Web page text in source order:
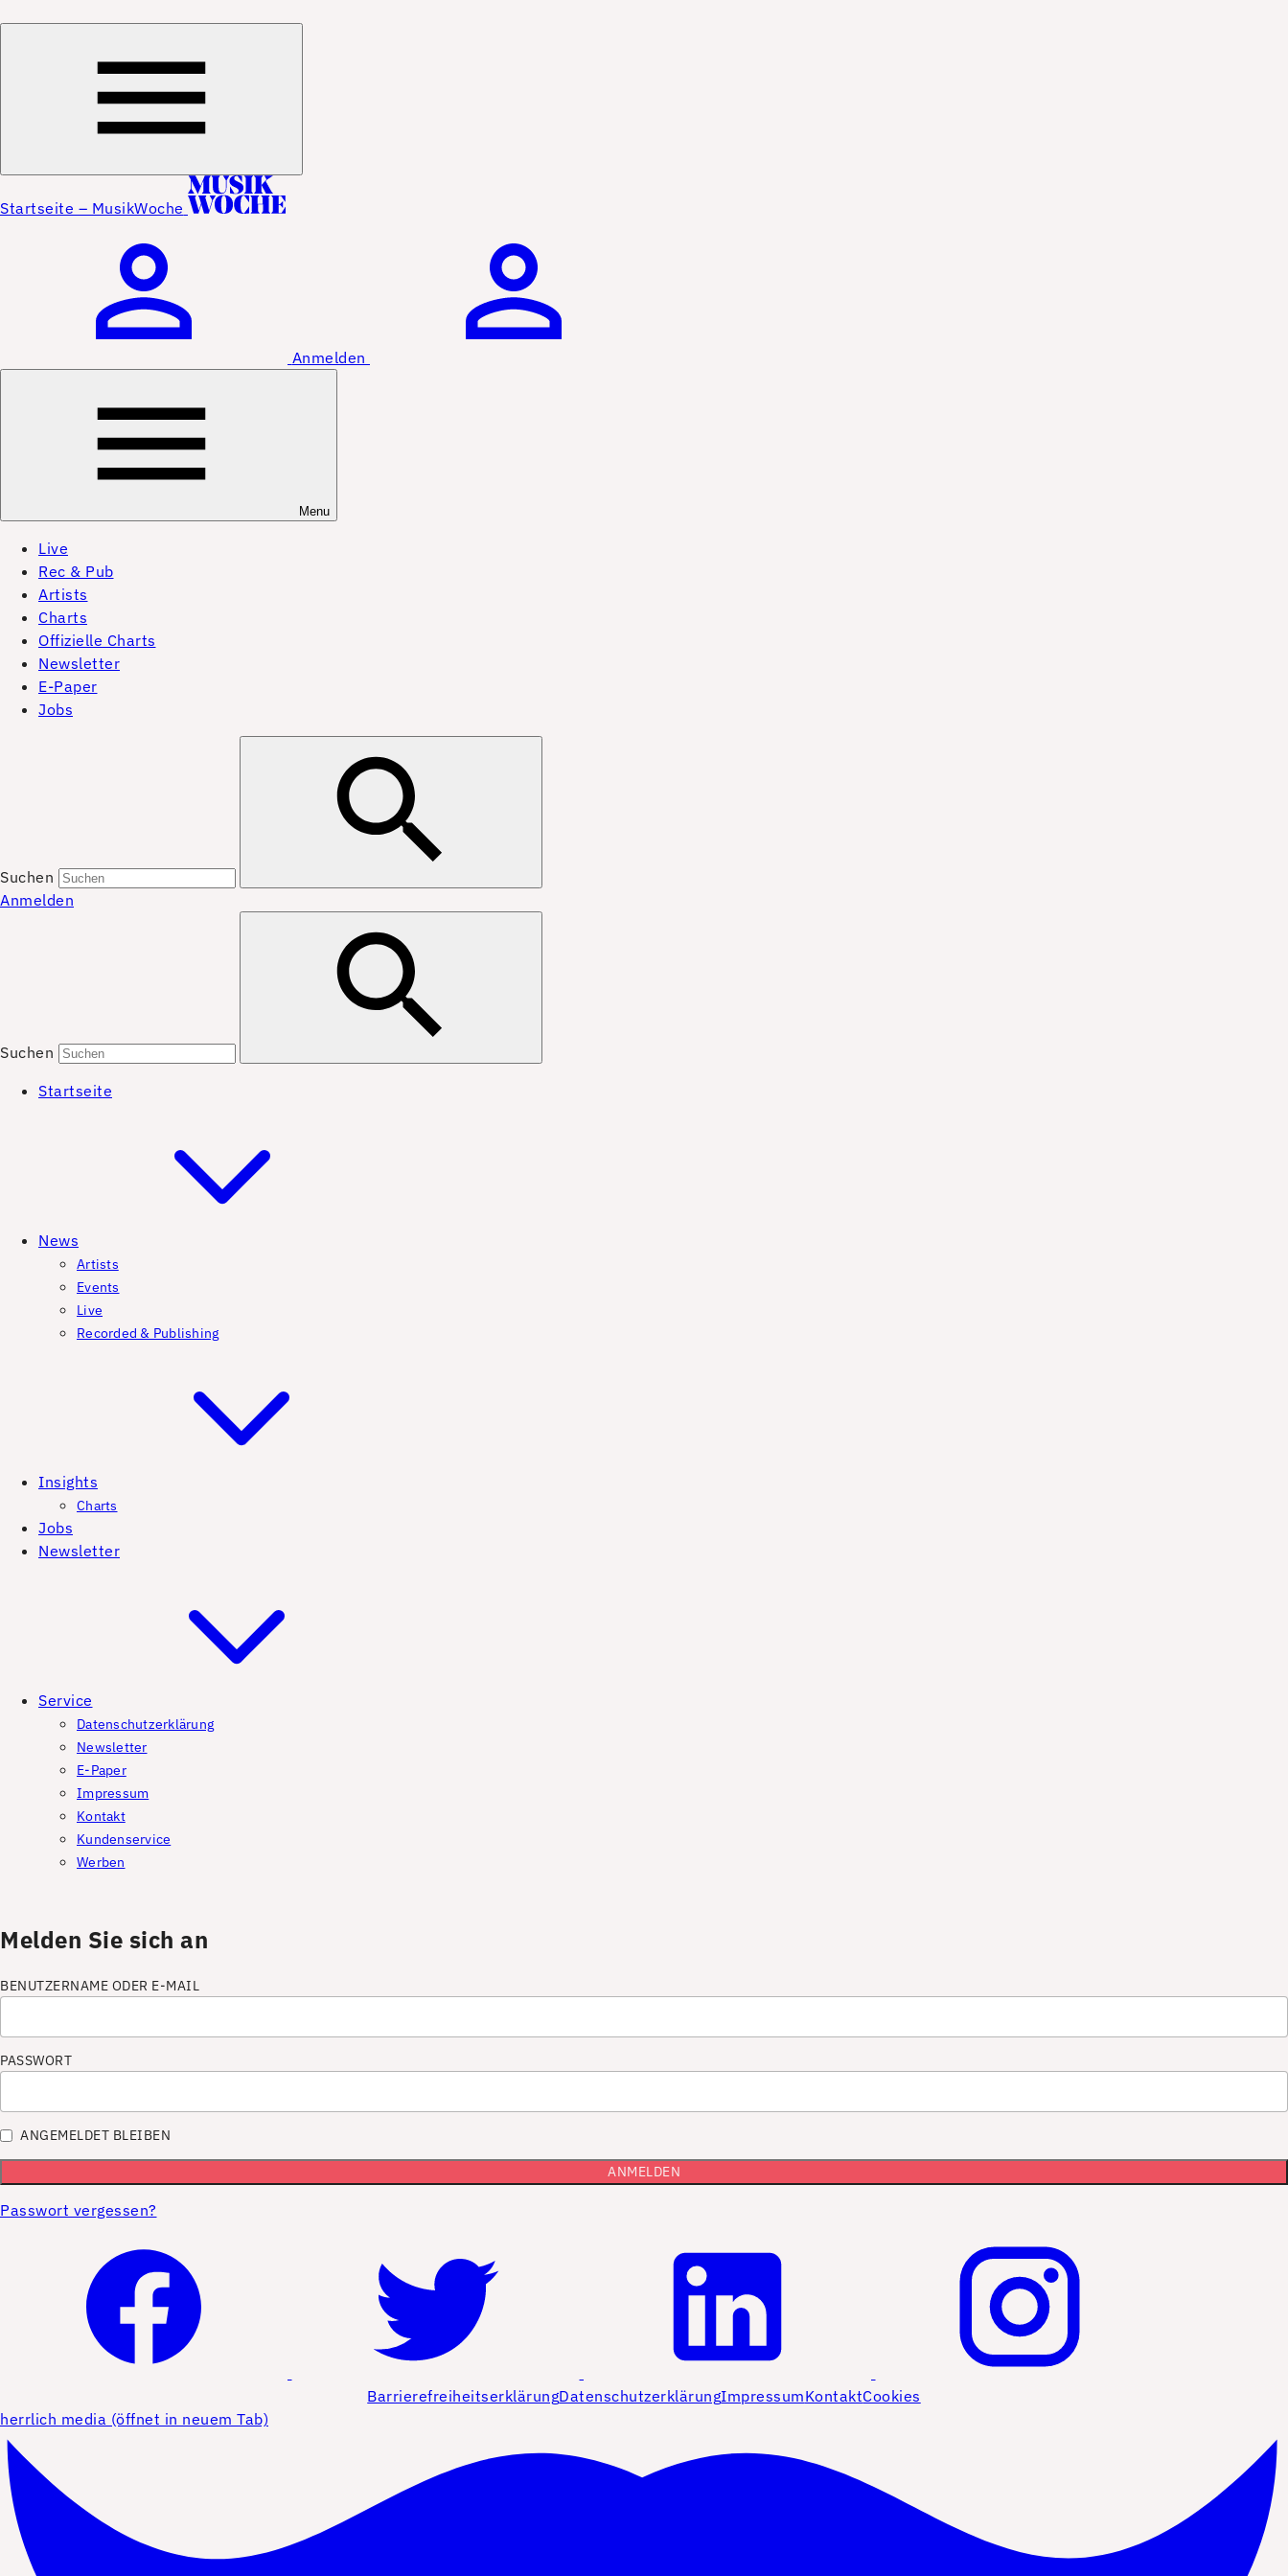
Startseite – MusikWoche
Anmelden
Menu
Live
Rec & Pub
Artists
Charts
Offizielle Charts
Newsletter
E-Paper
Jobs
Suchen
Anmelden
Suchen
Startseite
News
Artists
Events
Live
Recorded & Publishing
Insights
Charts
Jobs
Newsletter
Service
Datenschutzerklärung
Newsletter
E-Paper
Impressum
Kontakt
Kundenservice
Werben
Melden Sie sich an
BENUTZERNAME ODER E-MAIL
PASSWORT
ANGEMELDET BLEIBEN
Passwort vergessen?
BarrierefreiheitserklärungDatenschutzerklärungImpressumKontaktCookies
herrlich media (öffnet in neuem Tab)